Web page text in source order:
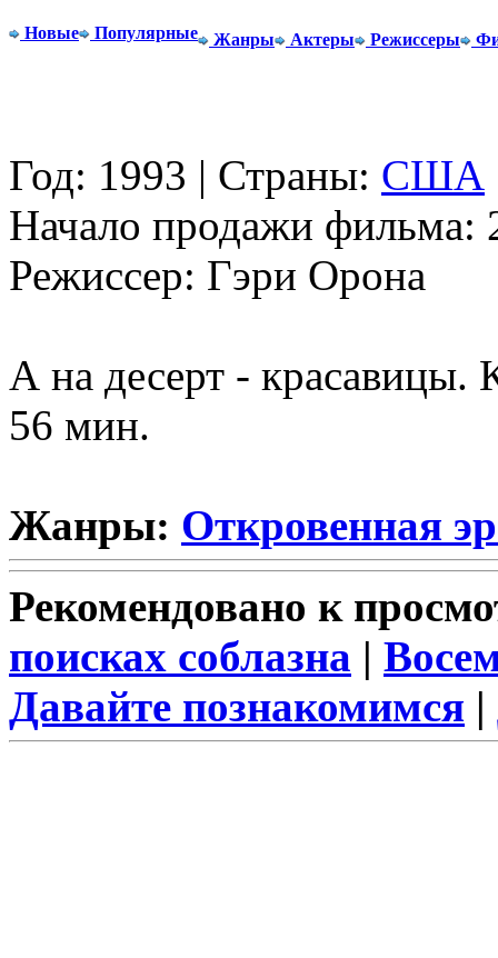
Новые Популярные Жанры Актеры Режиссеры
Год: 1993 | Страны: США
Начало продажи фильма:
Режиссер: Гэри Орона
А на десерт - красавицы.
56 мин.
Жанры: Откровенная
Рекомендовано к
поисках соблазна |
Давайте познакомимся |